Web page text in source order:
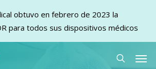
search
obtuvo en febrero de 2023 la
para todos sus dispositivos médicos